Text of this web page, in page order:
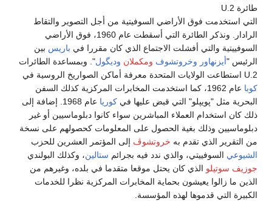
طائرة U.2
التي استخدمت فوق الأراضي السوفيتية من أجل التصوير والتقاط
الرادار. ونذكر الطائرة التي أسقطت عام 1960، فوق الأراضي
السوفييتية والتي أفشلت الاجتماع الذي كان مقررا في باريس بين
الرئيس "أيزنهاور وخروتشوف ومكملان وديگول". وبمساعدة الطائرات
U.2 استطاعت الولايات المتحدة معرفة أماكن الصواريخ الروسية في
كوبا
عام 1962، كما استخدمت المخابرات المركزية كذلك السفن
البحرية مثل "پويپلو" التي قبض عليها في كوريا
عام 1968. إضافة إلى
ذلك كان استخدام العملاء المباشرين سواء كانوا دبلوماسيين أو غير
دبلوماسيين وذلك بغية الحصول على المعلومات كحصولهم على نسخة
من التقرير الذي تقدم به خروتشوڤ إلى المؤتمر العشرين للحزب
الشيوعي السوفييتي، والذي ندد فيه بجرائم ستالين، وكذلك البولندي
جوزيف سوتيلو الذي كان يحتل موقعا متقدما في بلده، وغيرهم من
الذين ما زالوا يعيشون بحماية المخابرات المركزية نظرا للخدمات
الكبيرة التي قدموها لهذه المؤسسة.